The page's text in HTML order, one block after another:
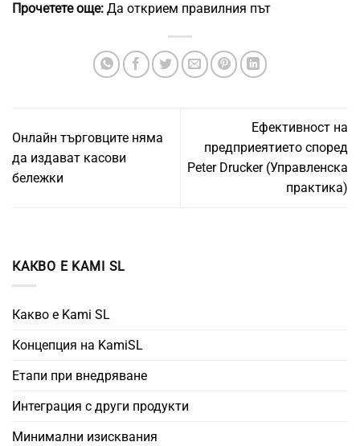
Прочетете още: Да открием правилния път
Онлайн търговците няма
да издават касови
бележки
Ефективност на
предприеятието според
Peter Drucker (Управленска
практика)
КАКВО Е KAMI SL
Какво е Kami SL
Концепция на KamiSL
Етапи при внедряване
Интеграция с други продукти
Минимални изисквания